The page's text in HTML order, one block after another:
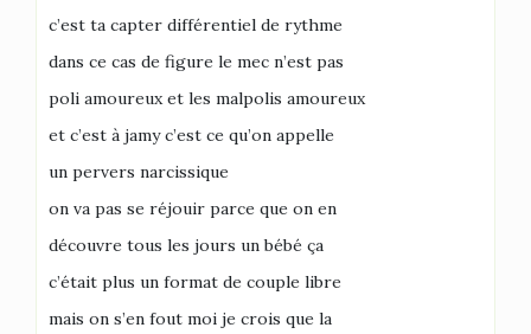
c’est ta capter différentiel de rythme
dans ce cas de figure le mec n’est pas
poli amoureux et les malpolis amoureux
et c’est à jamy c’est ce qu’on appelle
un pervers narcissique
on va pas se réjouir parce que on en
découvre tous les jours un bébé ça
c’était plus un format de couple libre
mais on s’en fout moi je crois que la